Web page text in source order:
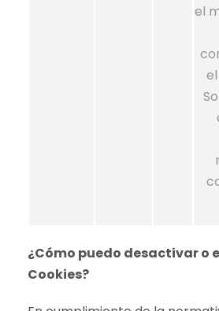
el
¿Cómo puedo desactivar o
Cookies?